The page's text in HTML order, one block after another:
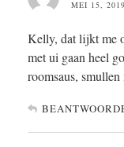
MEI 15,
Kelly, dat lijkt me
met ui gaan heel
roomsaus,